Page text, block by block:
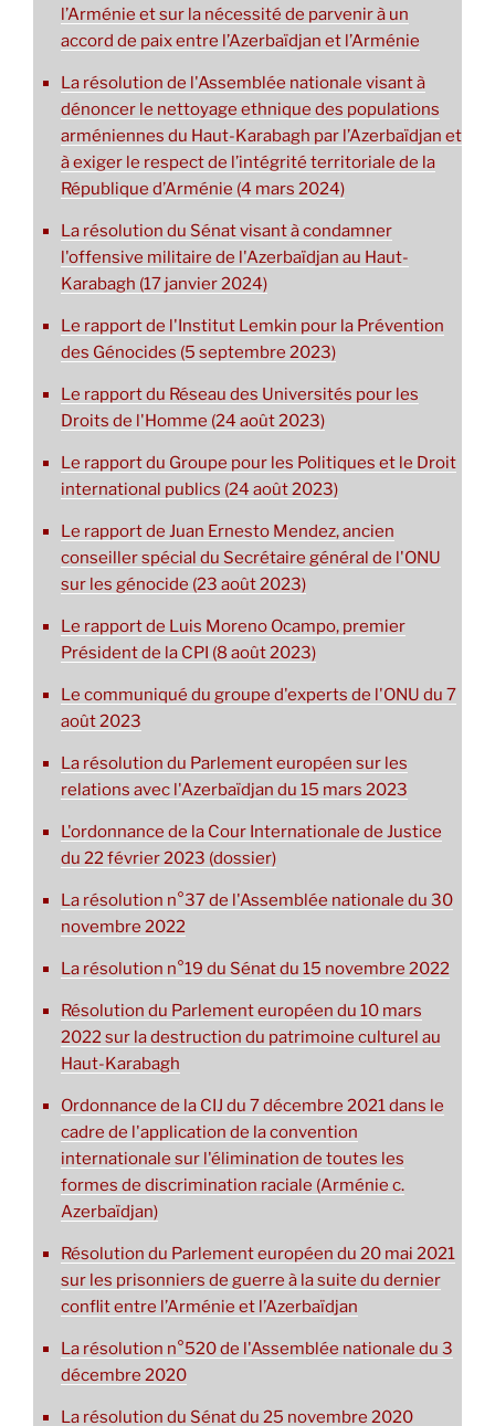
l’Arménie et sur la nécessité de parvenir à un
accord de paix entre l’Azerbaïdjan et l’Arménie
La résolution de l'Assemblée nationale visant à
dénoncer le nettoyage ethnique des populations
arméniennes du Haut-Karabagh par l’Azerbaïdjan et
à exiger le respect de l’intégrité territoriale de la
République d’Arménie (4 mars 2024)
La résolution du Sénat visant à condamner
l'offensive militaire de l'Azerbaïdjan au Haut-
Karabagh (17 janvier 2024)
Le rapport de l'Institut Lemkin pour la Prévention
des Génocides (5 septembre 2023)
Le rapport du Réseau des Universités pour les
Droits de l'Homme (24 août 2023)
Le rapport du Groupe pour les Politiques et le Droit
international publics (24 août 2023)
Le rapport de Juan Ernesto Mendez, ancien
conseiller spécial du Secrétaire général de l'ONU
sur les génocide (23 août 2023)
Le rapport de Luis Moreno Ocampo, premier
Président de la CPI (8 août 2023)
Le communiqué du groupe d'experts de l'ONU du 7
août 2023
La résolution du Parlement européen sur les
relations avec l'Azerbaïdjan du 15 mars 2023
L'ordonnance de la Cour Internationale de Justice
du 22 février 2023 (dossier)
La résolution n°37 de l'Assemblée nationale du 30
novembre 2022
La résolution n°19 du Sénat du 15 novembre 2022
Résolution du Parlement européen du 10 mars
2022 sur la destruction du patrimoine culturel au
Haut-Karabagh
Ordonnance de la CIJ du 7 décembre 2021 dans le
cadre de l'application de la convention
internationale sur l'élimination de toutes les
formes de discrimination raciale (Arménie c.
Azerbaïdjan)
Résolution du Parlement européen du 20 mai 2021
sur les prisonniers de guerre à la suite du dernier
conflit entre l’Arménie et l’Azerbaïdjan
La résolution n°520 de l'Assemblée nationale du 3
décembre 2020
La résolution du Sénat du 25 novembre 2020